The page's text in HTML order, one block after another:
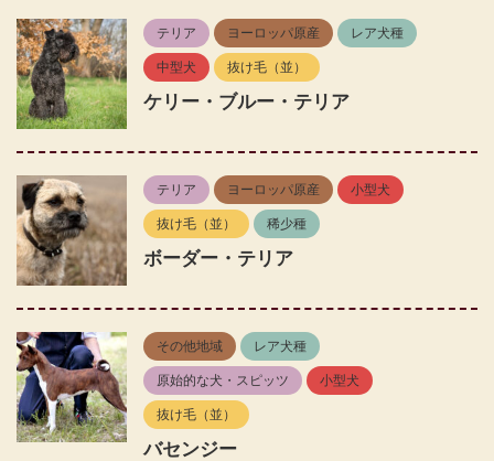
テリア ヨーロッパ原産 レア犬種
中型犬 抜け毛（並）
ケリー・ブルー・テリア
テリア ヨーロッパ原産 小型犬
抜け毛（並） 稀少種
ボーダー・テリア
その他地域 レア犬種
原始的な犬・スピッツ 小型犬
抜け毛（並）
バセンジー